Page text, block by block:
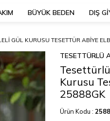
BÜYÜK BEDEN DIŞ
GÜL KURUSU TESETTÜR ABIYE
TESETTÜRLÜ
Kurusu
25888GK
Ürün Kodu :